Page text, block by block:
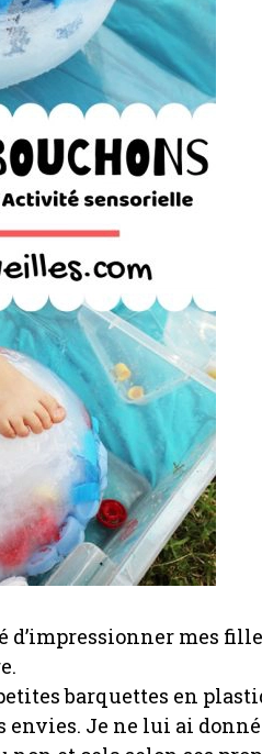
d’impressionner mes
barquettes en
envies. Je ne lui ai